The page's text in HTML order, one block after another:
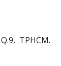
TPHCM.